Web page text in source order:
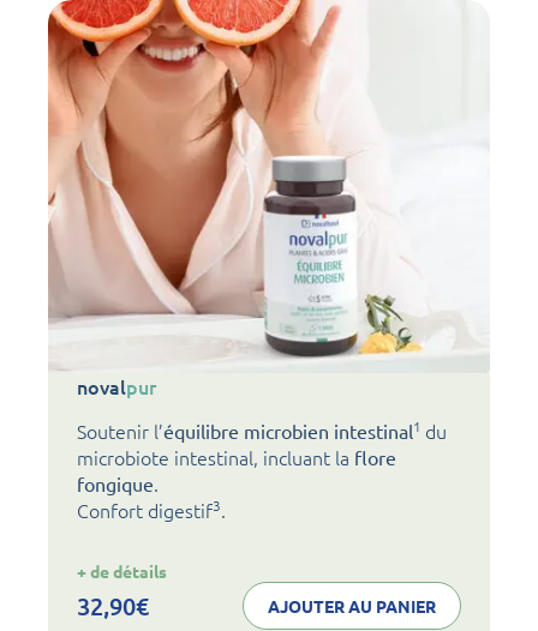
novalpur
Soutenir l’équilibre microbien intestinal1 du
microbiote intestinal, incluant la flore
fongique.
Confort digestif3.
+ de détails
32,90€ AJOUTER AU PANIER